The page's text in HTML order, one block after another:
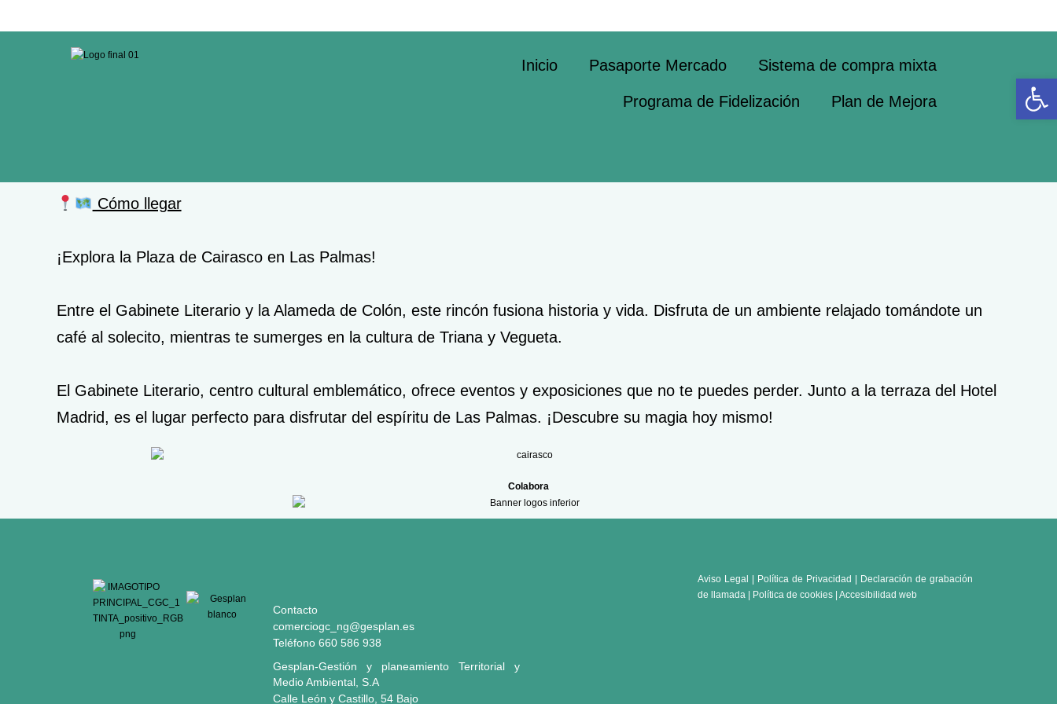
Inicio Pasaporte Mercado Sistema de compra mixta
Programa de Fidelización Plan de Mejora
Cómo llegar
¡Explora la Plaza de Cairasco en Las Palmas!
Entre el Gabinete Literario y la Alameda de Colón, este rincón fusiona historia y vida. Disfruta de un ambiente relajado tomándote un
café al solecito, mientras te sumerges en la cultura de Triana y Vegueta.
El Gabinete Literario, centro cultural emblemático, ofrece eventos y exposiciones que no te puedes perder. Junto a la terraza del Hotel
Madrid, es el lugar perfecto para disfrutar del espíritu de Las Palmas. ¡Descubre su magia hoy mismo!
Colabora
Contacto
comerciogc_ng@gesplan.es
Teléfono 660 586 938
Gesplan-Gestión y planeamiento Territorial y
Medio Ambiental, S.A
Calle León y Castillo, 54 Bajo
Aviso Legal | Política de Privacidad | Declaración de grabación
de llamada| Política de cookies | Accesibilidad web
Abrir